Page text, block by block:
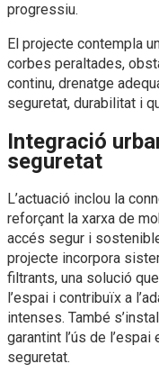
progressiu.
El projecte contempla
corbes peraltades,
continu, drenatge
seguretat, durabilitat i
Integració
seguretat
L’actuació inclou la
reforçant la xarxa de
accés segur i
projecte incorpora
filtrants, una solució
l’espai i contribuïx a
intenses. També
garantint l’ús de
seguretat.